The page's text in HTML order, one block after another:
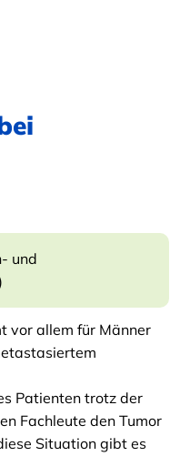
und
vor allem für Männer
Patienten trotz der
Fachleute den Tumor
Situation gibt es